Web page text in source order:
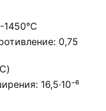
0,75
16,5·10⁻⁶